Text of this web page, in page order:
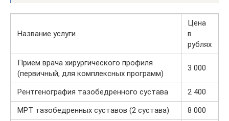
Название услуги
Цена
в
рублях
Прием врача хирургического профиля
(первичный, для комплексных программ)
3 000
Рентгенография тазобедренного сустава
2 400
МРТ тазобедренных суставов (2 сустава)
8 000